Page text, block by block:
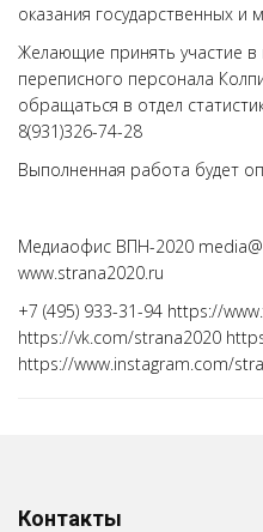
оказания государственных и
Желающие принять участие в
переписного персонала
обращаться в отдел
8(931)326-74-28
Выполненная работа будет
Медиаофис ВПН-2020
www.strana2020.ru
+7 (495) 933-31-94 https://
https://vk.com/strana2020
https://www.instagram.com/
Контакты